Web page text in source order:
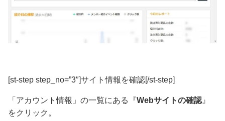
[st-step step_no=”3″]サイト情報を確認[/st-step]
「アカウント情報」の一覧にある『Webサイトの確認 』
をクリック。